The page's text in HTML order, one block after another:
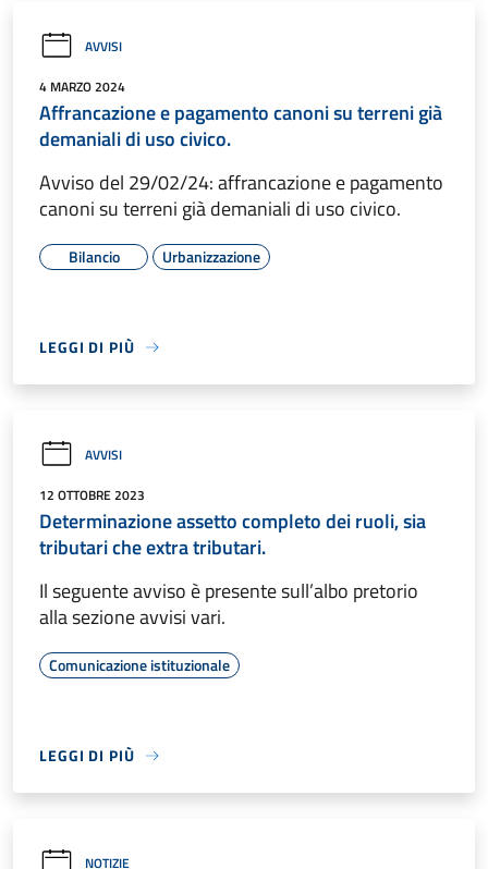
AVVISI
4 MARZO 2024
Affrancazione e pagamento canoni su terreni già
demaniali di uso civico.
Avviso del 29/02/24: affrancazione e pagamento
canoni su terreni già demaniali di uso civico.
Bilancio Urbanizzazione
LEGGI DI PIÙ
AVVISI
12 OTTOBRE 2023
Determinazione assetto completo dei ruoli, sia
tributari che extra tributari.
Il seguente avviso è presente sull’albo pretorio
alla sezione avvisi vari.
Comunicazione istituzionale
LEGGI DI PIÙ
NOTIZIE